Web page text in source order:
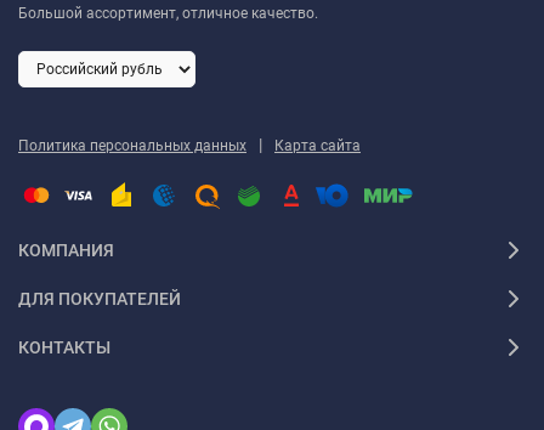
Большой ассортимент, отличное качество.
Политика персональных данных | Карта сайта
КОМПАНИЯ
ДЛЯ ПОКУПАТЕЛЕЙ
КОНТАКТЫ